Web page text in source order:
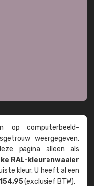
op computer­beeld­
weer­gegeven.
pagina alleen als
RAL-kleuren­waaier
kleur. U heeft al een
(exclusief BTW).